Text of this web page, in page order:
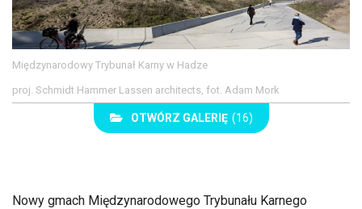
Międzynarodowy Trybunał Karny w Hadze
proj. Schmidt Hammer Lassen architects, fot. Adam Mork
OTWÓRZ GALERIĘ (16)
Nowy gmach Międzynarodowego Trybunału Karnego